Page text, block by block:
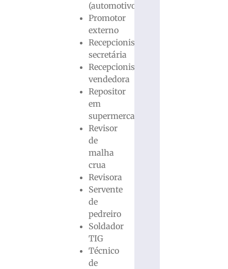
(automotivo)
Promotor
externo
Recepcionista
secretária
Recepcionista
vendedora
Repositor
em
supermercado
Revisor
de
malha
crua
Revisora
Servente
de
pedreiro
Soldador
TIG
Técnico
de